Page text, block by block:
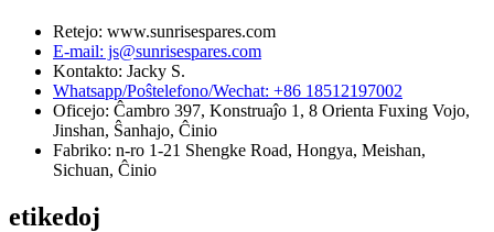
Retejo: www.sunrisespares.com
E-mail: js@sunrisespares.com
Kontakto: Jacky S.
Whatsapp/Poŝtelefono/Wechat: +86 18512197002
Oficejo: Ĉambro 397, Konstruaĵo 1, 8 Orienta Fuxing Vojo,
Jinshan, Ŝanhajo, Ĉinio
Fabriko: n-ro 1-21 Shengke Road, Hongya, Meishan,
Sichuan, Ĉinio
etikedoj